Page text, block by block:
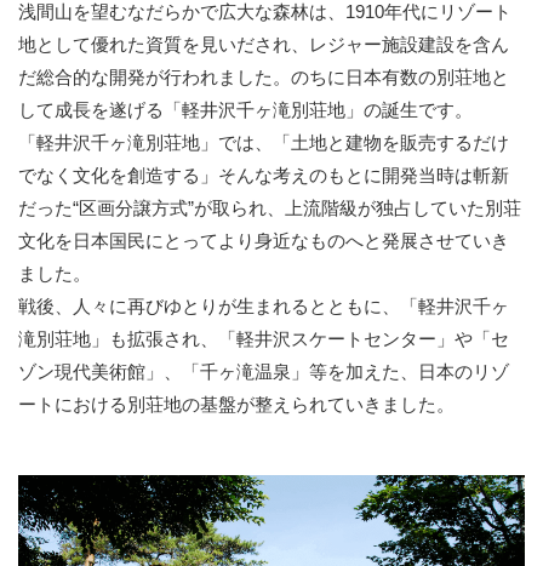
浅間山を望むなだらかで広大な森林は、1910年代にリゾート
地として優れた資質を見いだされ、レジャー施設建設を含ん
だ総合的な開発が行われました。のちに日本有数の別荘地と
して成長を遂げる「軽井沢千ヶ滝別荘地」の誕生です。
「軽井沢千ヶ滝別荘地」では、「土地と建物を販売するだけ
でなく文化を創造する」そんな考えのもとに開発当時は斬新
だった“区画分譲方式”が取られ、上流階級が独占していた別荘
文化を日本国民にとってより身近なものへと発展させていき
ました。
戦後、人々に再びゆとりが生まれるとともに、「軽井沢千ヶ
滝別荘地」も拡張され、「軽井沢スケートセンター」や「セ
ゾン現代美術館」、「千ヶ滝温泉」等を加えた、日本のリゾ
ートにおける別荘地の基盤が整えられていきました。